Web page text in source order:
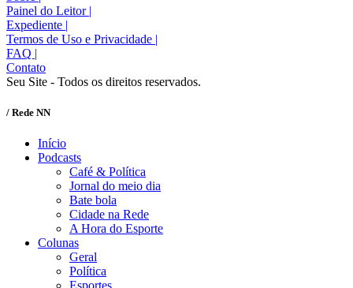
Painel do Leitor |
Expediente |
Termos de Uso e Privacidade |
FAQ |
Contato
Seu Site - Todos os direitos reservados.
/ Rede NN
Início
Podcasts
Café & Política
Jornal do meio dia
Bate bola
Cidade na Rede
A Hora do Esporte
Colunas
Geral
Política
Esportes